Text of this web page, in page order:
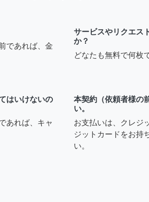
であれば、金
サービスやリクエス
か？
どなたも無料で何枚
はいけないの
あれば、キャ
本契約（依頼者様の
い。
お支払いは、クレジ
ジットカードをお持
い。